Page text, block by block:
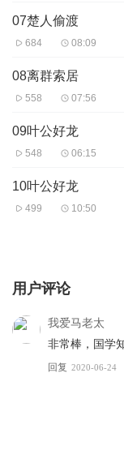
07楚人偷渡
684 08:09
08离群索居
558 07:56
09叶公好龙
548 06:15
10叶公好龙
499 10:50
用户评论
我爱马老太
非常棒，国学
回复 2020-06-24